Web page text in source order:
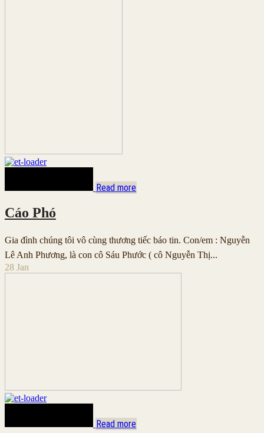
Read more
Cáo Phó
Gia đình chúng tôi vô cùng thương tiếc báo tin. Con/em : Nguyễn
Lê Anh Phương, là con cô Sáu Phước ( cô Nguyễn Thị...
28 Jan
Read more